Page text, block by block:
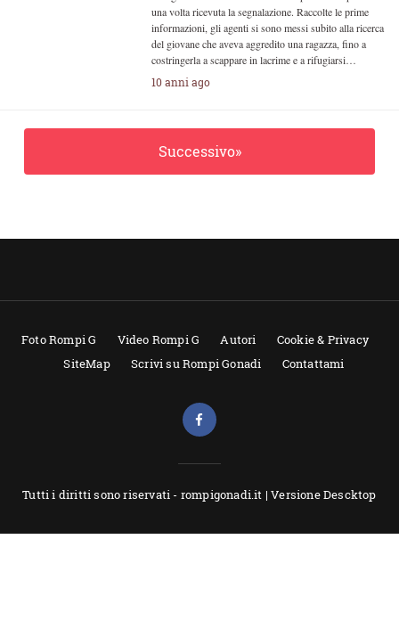
una volta ricevuta la segnalazione. Raccolte le prime
informazioni, gli agenti si sono messi subito alla ricerca
del giovane che aveva aggredito una ragazza, fino a
costringerla a scappare in lacrime e a rifugiarsi…
10 anni ago
Successivo»
Foto Rompi G Video Rompi G Autori
Cookie & Privacy
SiteMap
Scrivi su Rompi Gonadi Contattami
Tutti i diritti sono riservati - rompigonadi.it |Versione Descktop